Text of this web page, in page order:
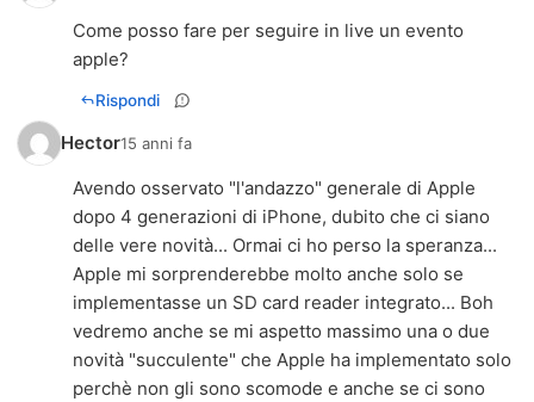
Come posso fare per seguire in live un evento
apple?
Rispondi
Hector15 anni fa
Avendo osservato "l'andazzo" generale di Apple
dopo 4 generazioni di iPhone, dubito che ci siano
delle vere novità... Ormai ci ho perso la speranza...
Apple mi sorprenderebbe molto anche solo se
implementasse un SD card reader integrato... Boh
vedremo anche se mi aspetto massimo una o due
novità "succulente" che Apple ha implementato solo
perchè non gli sono scomode e anche se ci sono